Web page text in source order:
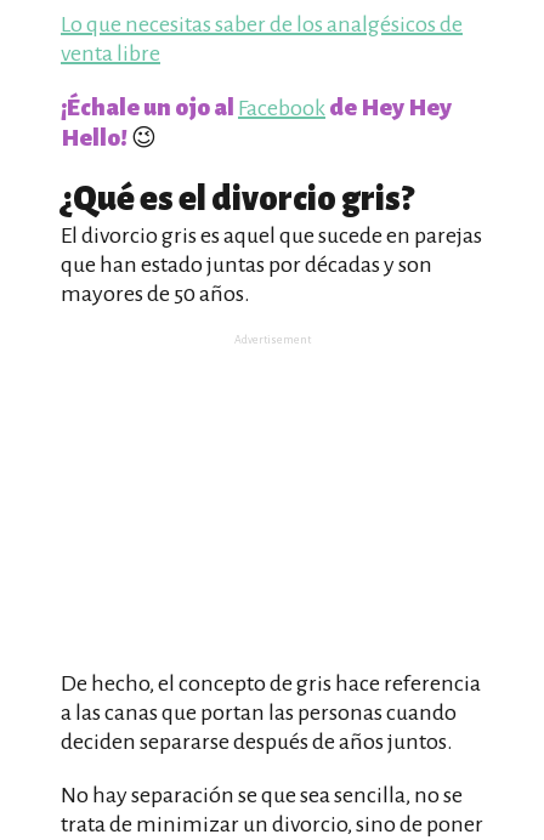
Lo que necesitas saber de los analgésicos de
venta libre
¡Échale un ojo al Facebook de Hey Hey
Hello! 😉
¿Qué es el divorcio gris?
El divorcio gris es aquel que sucede en parejas
que han estado juntas por décadas y son
mayores de 50 años.
Advertisement
De hecho, el concepto de gris hace referencia
a las canas que portan las personas cuando
deciden separarse después de años juntos.
No hay separación se que sea sencilla, no se
trata de minimizar un divorcio, sino de poner